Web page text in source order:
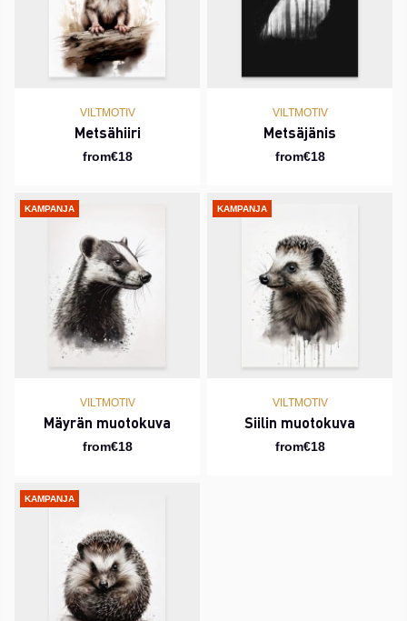
VILTMOTIV
Metsähiiri
from€18
VILTMOTIV
Metsäjänis
from€18
KAMPANJA
VILTMOTIV
Mäyrän muotokuva
from€18
KAMPANJA
VILTMOTIV
Siilin muotokuva
from€18
KAMPANJA